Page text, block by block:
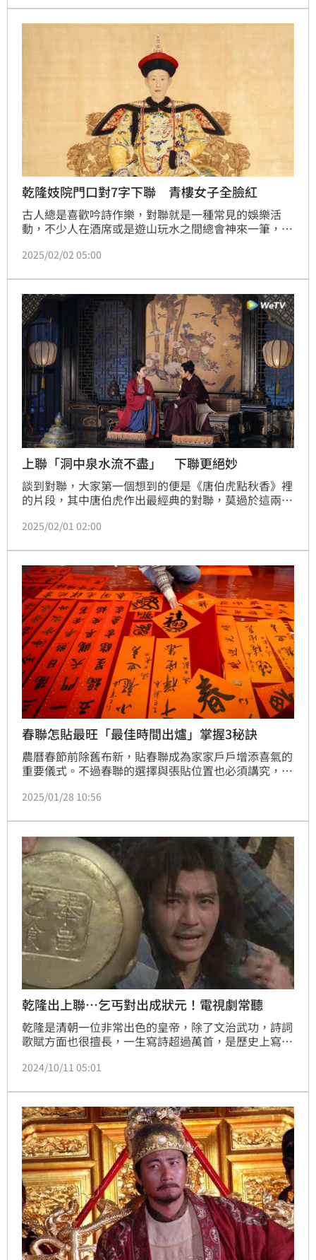
代表人物，更研發「智慧e筆」將AI導入傳統書道，引
發日本書法界高度關注。他感性表示，這枚勳章是推動
台日藝術融合的新起點，展現書法教育創新的無限可
乾隆妓院門口對7字下聯 青樓女子全臉紅
古人總是喜歡吟詩作樂，對聯就是一種常見的娛樂活
動，不少人在酒席或是遊山玩水之間總會神來一筆，就
妓院門口給出7字下聯，頓時讓一票女子全都害羞了。
2025/02/02 05:00
上聯「洞中泉水流不盡」 下聯更絕妙
談到對聯，大家第一個想到的便是《唐伯虎點秋香》裡
的片段，其中唐伯虎作出最經典的對聯，莫過於這兩
雨風風花花葉葉年年暮暮朝朝！其實，歷史上也留下了
是：「洞中泉水流不盡」，下聯是：「山間清風迎面
來」，這背後還有一段故事。
2025/02/01 02:00
春聯怎貼最旺「最佳時間出爐」掌握3秘訣
農曆春節前除舊布新，貼春聯成為家家戶戶增添喜氣的
重要儀式。不過春聯的選擇與張貼位置也必須講究，以
色、貼法，供民眾參考。
2025/01/28 10:56
乾隆出上聯…乞丐對出成狀元！電視劇常聽
乾隆是清朝一位非常出色的皇帝，除了文治武功，詩詞
歌賦方面也很擅長，一生寫詩超過萬首，是歷史上寫詩
對對聯的方法來考究大臣的文化素養。
2024/10/11 05:01